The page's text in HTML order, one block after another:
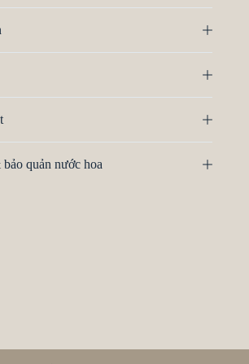
quản nước hoa